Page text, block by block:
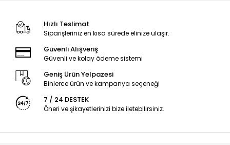
Hızlı Teslimat
Siparişleriniz en kısa sürede elinize ulaşır.
Güvenli Alışveriş
Güvenli ve kolay ödeme sistemi
Geniş Ürün Yelpazesi
Binlerce ürün ve kampanya seçeneği
7 / 24 DESTEK
Öneri ve şikayetlerinizi bize iletebilirsiniz.